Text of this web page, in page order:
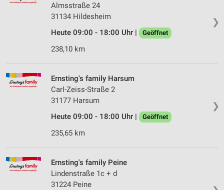
❯
Almsstraße 24
31134 Hildesheim
Heute 09:00 - 18:00 Uhr |
Geöffnet
238,10 km
❯
Ernsting's family Harsum
Carl-Zeiss-Straße 2
31177 Harsum
Heute 09:00 - 18:00 Uhr |
Geöffnet
235,65 km
Ernsting's family Peine
Lindenstraße 1c + d
31224 Peine